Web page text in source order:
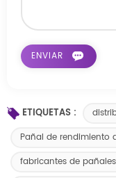
ETIQUETAS :
Pañal de rendimiento
fabricantes de